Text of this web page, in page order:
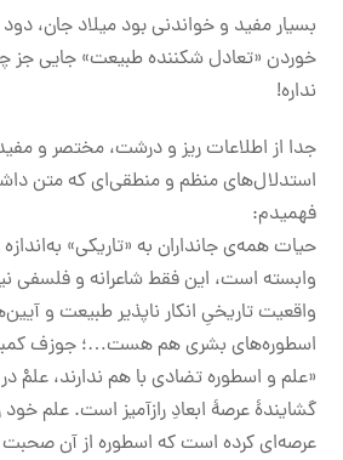
بسیار مفید و خواندنی بود میلاد جان،
خوردن «تعادل شکننده طبیعت» جایی جز
نداره!
جدا از اطلاعات ریز و درشت، مختصر و
استدلال‌های منظم و منطقی‌ای که متن
فهمیدم:
حیات همه‌ی جانداران به «تاریکی»
وابسته است، این فقط شاعرانه و فلسفی
واقعیت تاریخیِ انکار ناپذیر طبیعت و
اسطوره‌های بشری هم هست…؛ جوزف
«علم و اسطوره تضادی با هم ندارند، علمْ
گشایندهٔ عرصهٔ ابعادِ رازآمیز است. علم خود
عرصه‌ای کرده است که اسطوره از آن